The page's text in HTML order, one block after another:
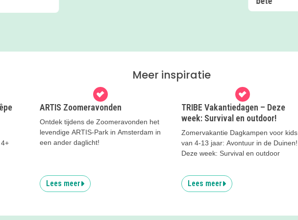
Meer inspiratie
ARTIS Zoomeravonden
Ontdek tijdens de Zoomeravonden het
levendige ARTIS-Park in Amsterdam in
een ander daglicht!
Lees meer
TRIBE Vakantiedagen – Deze
week: Survival en outdoor!
Zomervakantie Dagkampen voor kids
van 4-13 jaar: Avontuur in de Duinen!
Deze week: Survival en outdoor
Lees meer